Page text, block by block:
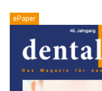
ePaper